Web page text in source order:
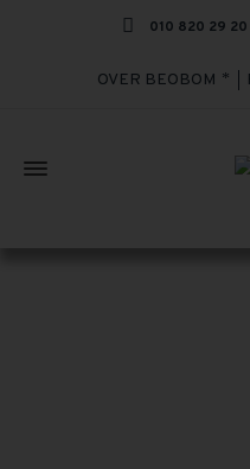
010 820 29 20
OVER BEOBOM